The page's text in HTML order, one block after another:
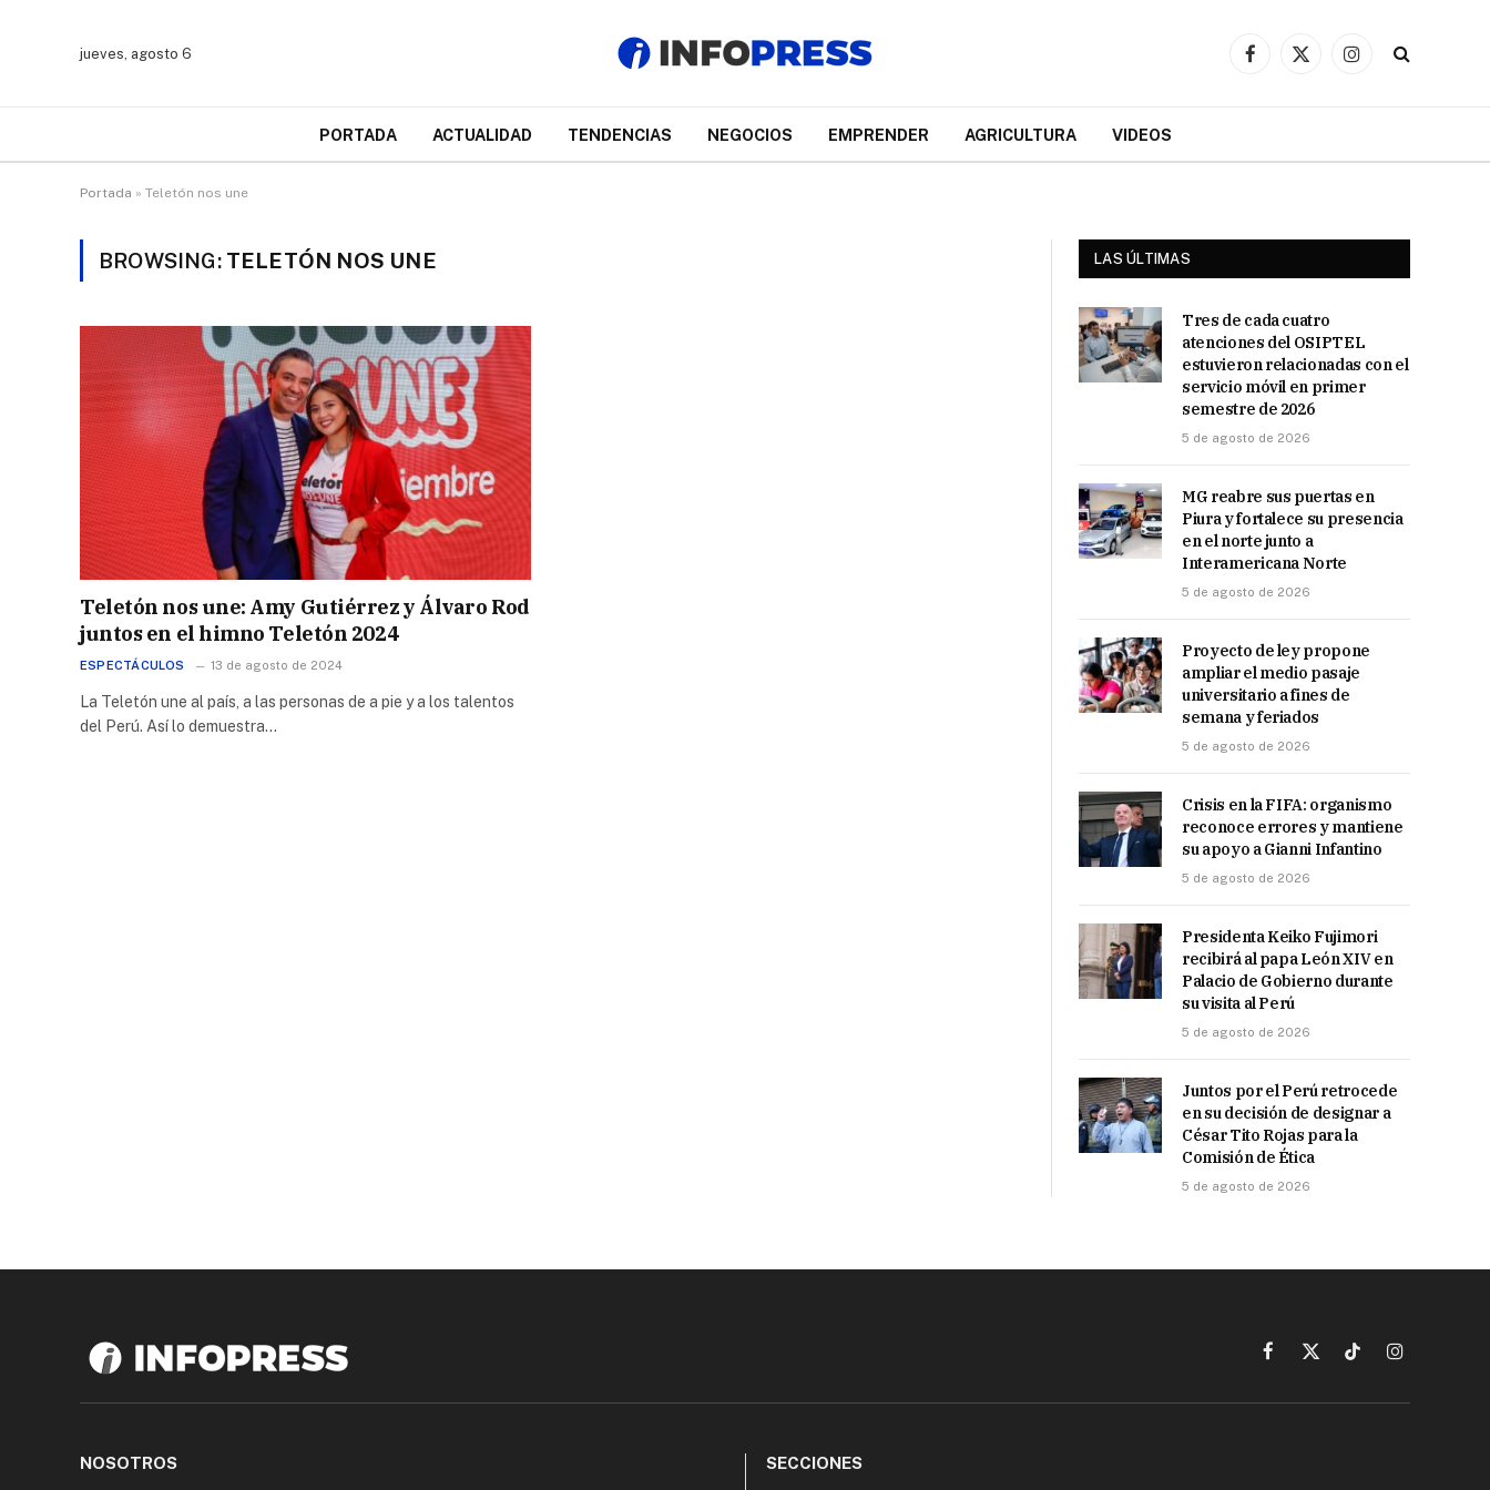
jueves, agosto 6
Facebook
X
Instagram
PORTADA ACTUALIDAD TENDENCIAS NEGOCIOS EMPRENDER AGRICULTURA VIDEOS
Portada » Teletón nos une
BROWSING: TELETÓN NOS UNE
Teletón nos une: Amy Gutiérrez y Álvaro Rod
juntos en el himno Teletón 2024
ESPECTÁCULOS 13 de agosto de 2024
La Teletón une al país, a las personas de a pie y a los talentos
del Perú. Así lo demuestra…
LAS ÚLTIMAS
Tres de cada cuatro
atenciones del OSIPTEL
estuvieron relacionadas con el
servicio móvil en primer
semestre de 2026
5 de agosto de 2026
MG reabre sus puertas en
Piura y fortalece su presencia
en el norte junto a
Interamericana Norte
5 de agosto de 2026
Proyecto de ley propone
ampliar el medio pasaje
universitario a fines de
semana y feriados
5 de agosto de 2026
Crisis en la FIFA: organismo
reconoce errores y mantiene
su apoyo a Gianni Infantino
5 de agosto de 2026
Presidenta Keiko Fujimori
recibirá al papa León XIV en
Palacio de Gobierno durante
su visita al Perú
5 de agosto de 2026
Juntos por el Perú retrocede
en su decisión de designar a
César Tito Rojas para la
Comisión de Ética
5 de agosto de 2026
Facebook
X
TikTokInstagram
NOSOTROS SECCIONES